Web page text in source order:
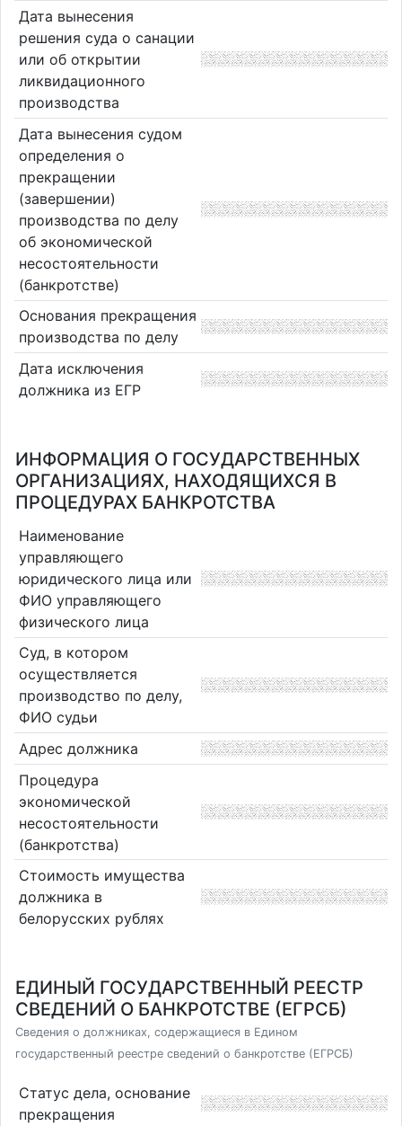
Дата вынесения
решения суда о санации
или об открытии
ликвидационного
производства
Дата вынесения судом
определения о
прекращении
(завершении)
производства по делу
об экономической
несостоятельности
(банкротстве)
Основания прекращения
производства по делу
Дата исключения
должника из ЕГР
ИНФОРМАЦИЯ О ГОСУДАРСТВЕННЫХ
ОРГАНИЗАЦИЯХ, НАХОДЯЩИХСЯ В
ПРОЦЕДУРАХ БАНКРОТСТВА
Наименование
управляющего
юридического лица или
ФИО управляющего
физического лица
Суд, в котором
осуществляется
производство по делу,
ФИО судьи
Адрес должника
Процедура
экономической
несостоятельности
(банкротства)
Стоимость имущества
должника в
белорусских рублях
ЕДИНЫЙ ГОСУДАРСТВЕННЫЙ РЕЕСТР
СВЕДЕНИЙ О БАНКРОТСТВЕ (ЕГРСБ)
Сведения о должниках, содержащиеся в Едином
государственный реестре сведений о банкротстве (ЕГРСБ)
Статус дела, основание
прекращения